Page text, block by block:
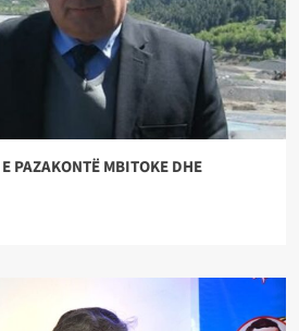
PAZAKONTË MBITOKE DHE